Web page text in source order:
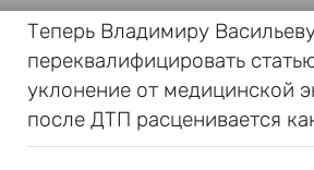
Теперь Владимиру
переквалифицировать
уклонение от медицинской
после ДТП расценивается